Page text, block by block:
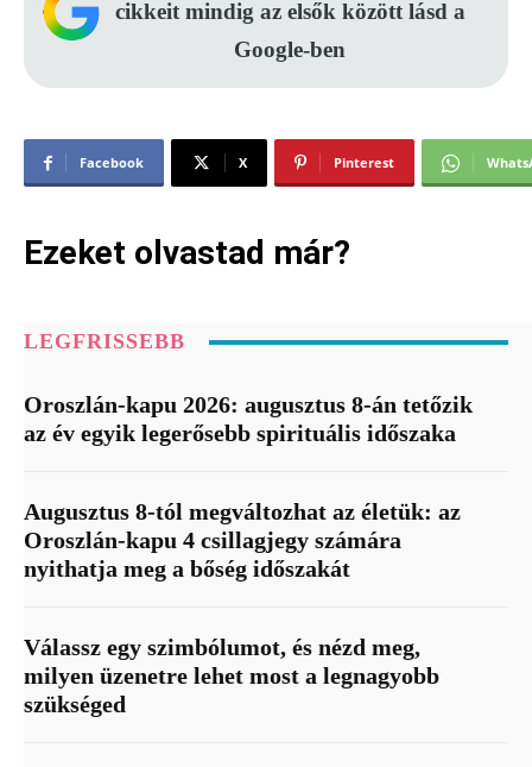
cikkeit mindig az elsők között lásd a
Google-ben
Facebook X Pinterest
Ezeket olvastad már?
LEGFRISSEBB
Oroszlán-kapu 2026: augusztus 8-án tetőzik
az év egyik legerősebb spirituális időszaka
Augusztus 8-tól megváltozhat az életük: az
Oroszlán-kapu 4 csillagjegy számára
nyithatja meg a bőség időszakát
Válassz egy szimbólumot, és nézd meg,
milyen üzenetre lehet most a legnagyobb
szükséged